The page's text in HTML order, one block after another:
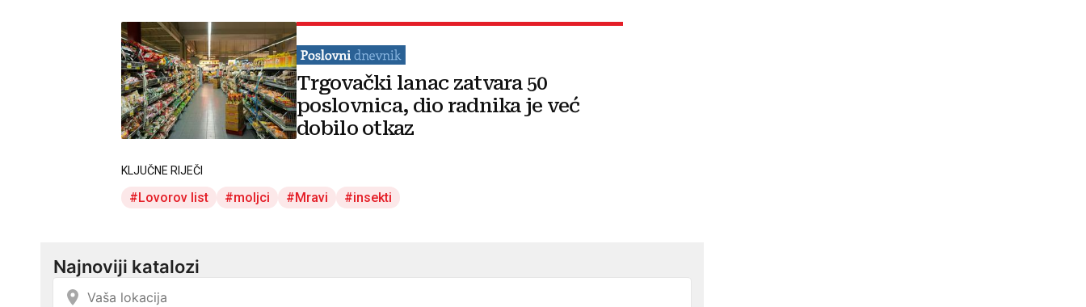
Trgovački lanac zatvara 50
poslovnica, dio radnika je već
dobilo otkaz
KLJUČNE RIJEČI
Lovorov list moljci Mravi insekti